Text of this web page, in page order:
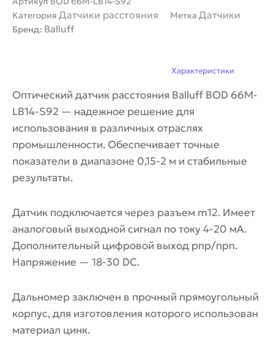
Категория Датчики расстояния Метка Датчики
Бренд: Balluff
Характеристики
Оптический датчик расстояния Balluff BOD 66M-
LB14-S92 — надежное решение для
использования в различных отраслях
промышленности. Обеспечивает точные
показатели в диапазоне 0,15-2 м и стабильные
результаты.
Датчик подключается через разъем m12. Имеет
аналоговый выходной сигнал по току 4-20 мА.
Дополнительный цифровой выход pnp/npn.
Напряжение — 18-30 DC.
Дальномер заключен в прочный прямоугольный
корпус, для изготовления которого использован
материал цинк.